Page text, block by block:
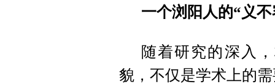
一个浏阳人的“义
随着研究的深入
貌，不仅是学术上的